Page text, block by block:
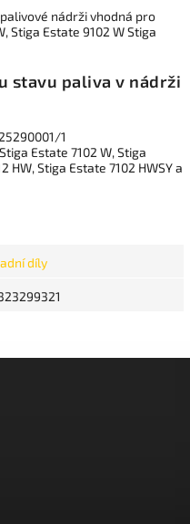
nádrži vhodná pro
Stiga Estate 9102 W Stiga
stavu paliva v nádrži
1
Estate 7102 W, Stiga
HW, Stiga Estate 7102 HWSY a
díly